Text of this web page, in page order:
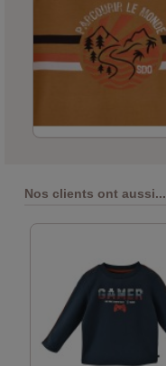
Nos clients ont aussi...